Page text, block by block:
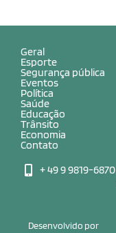
Geral
Esporte
Segurança pública
Eventos
Política
Saúde
Educação
Trânsito
Economia
Contato
+ 49 9 9819-6870
Desenvolvido por